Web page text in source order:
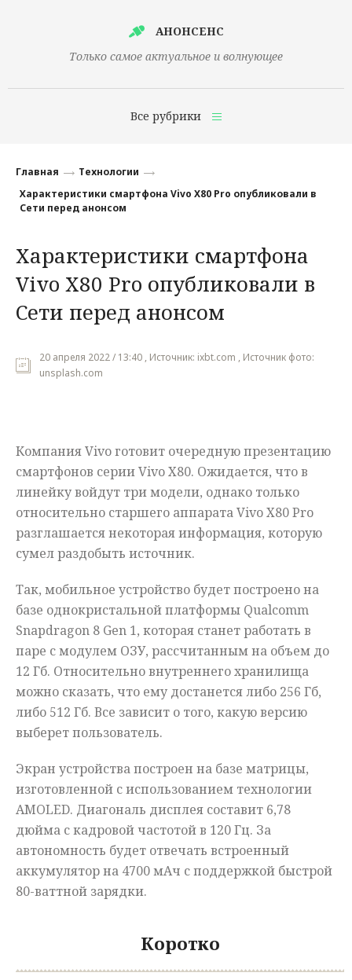
АНОНСЕНС
Только самое актуальное и волнующее
Все рубрики
Финансы
Наука
Культура
Общество
Мнения
Главная
Технологии
Характеристики смартфона Vivo X80 Pro опубликовали в
Сети перед анонсом
Характеристики смартфона
Vivo X80 Pro опубликовали в
Сети перед анонсом
20 апреля 2022 / 13:40 , Источник: ixbt.com , Источник фото:
unsplash.com
Компания Vivo готовит очередную презентацию
смартфонов серии Vivo X80. Ожидается, что в
линейку войдут три модели, однако только
относительно старшего аппарата Vivo X80 Pro
разглашается некоторая информация, которую
сумел раздобыть источник.
Так, мобильное устройство будет построено на
базе однокристальной платформы Qualcomm
Snapdragon 8 Gen 1, которая станет работать в
паре с модулем ОЗУ, рассчитанным на объем до
12 Гб. Относительно внутреннего хранилища
можно сказать, что ему достанется либо 256 Гб,
либо 512 Гб. Все зависит о того, какую версию
выберет пользователь.
Экран устройства построен на базе матрицы,
изготовленной с использованием технологии
AMOLED. Диагональ дисплея составит 6,78
дюйма с кадровой частотой в 120 Гц. За
автономность будет отвечать встроенный
аккумулятор на 4700 мАч с поддержкой быстрой
80-ваттной зарядки.
Коротко